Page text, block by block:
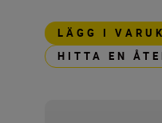
LÄGG I
HITTA EN